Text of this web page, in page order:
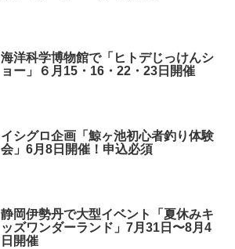
海洋科学博物館で「ヒトデじっけんシ
ョー」６月15・16・22・23日開催
イシグロ企画「鯨ヶ池初心者釣り体験
会」6月8日開催！申込必須
静岡伊勢丹で大型イベント「夏休みキ
ッズワンダーランド」7月31日〜8月4
日開催